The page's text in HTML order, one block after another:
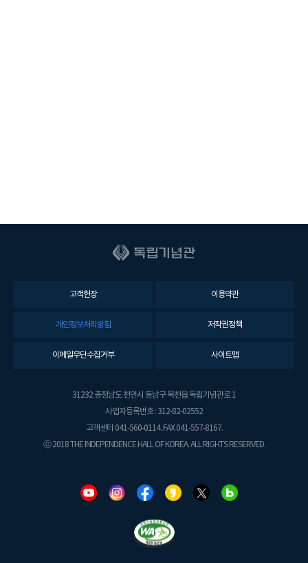
고객헌장 이용약관
개인정보처리방침 저작권정책
이메일무단수집거부 사이트맵
31232 충청남도 천안시 동남구 목천읍 독립기념관로 1
사업자등록번호 : 312-82-02552
고객센터 041-560-0114. FAX 041-557-8167.
ⓒ 2018 THE INDEPENDENCE HALL OF KOREA. ALL RIGHTS RESERVED.